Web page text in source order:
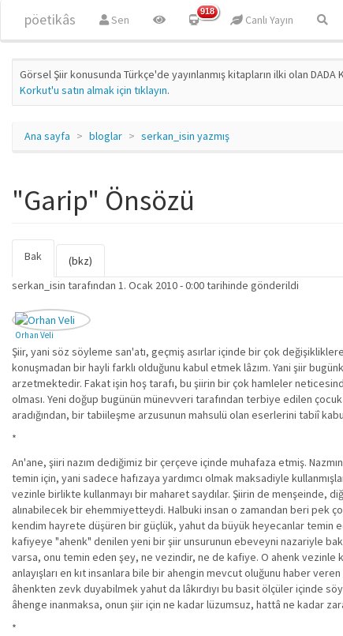
pöetikâs Sen
918
Canlı Yayın
Görsel Şiir konusunda Türkçe'de yayınlanmış kitapların ilki olan
Korkut'u satın almak için tıklayın.
Ana sayfa bloglar serkan_isin yazmış
"Garip" Önsözü
Birincil sekmeler
Bak
sekme)
(bkz)
serkan_isin tarafından 1. Ocak 2010 - 0:00 tarihinde gönderildi
Orhan Veli
Şiir, yani söz söyleme san'atı, geçmiş asırlar içinde bir çok
konuşmadan bir hayli farklı olduğunu kabul etmek lâzım. Yani şiir
arzetmektedir. Fakat işin hoş tarafı, bu şiirin bir çok hamleler
olması. Yeni doğup bugünün münevveri tarafından terbiye edilen
aradığından, bir tabiileşme arzusunun mahsulü olan eserlerini tabiî
*
An'ane, şiiri nazım dediğimiz bir çerçeve içinde muhafaza etmiş.
temin için, yani sadece hafızaya yardımcı olmak maksadiyle
vezinle birlikte kullanmayı bir maharet saydılar. Şiirin de menşeinde,
alınabilecek bir ehemmiyetteydi. Halbuki insan o zamandan beri pek
kendim hayrete düşüren bir güçlük, yahut da büyük heyecanlar temin
kafiyeye "ahenk" denilen yeni bir şiir unsurunun ebeveyni nazariyle
varsa, onu temin eden şey, ne vezindir, ne de kafiye. O ahenk
anlayışları en kıt insanlara bile bir ahengin mevcut oluğunu haber
âhenkten zevk duyabilmek yahut da lâkırdıyı bu basit ölçüler içinde
âhenge inanmaksa, onun şiir için ne kadar lüzumsuz, hattâ ne kadar
*